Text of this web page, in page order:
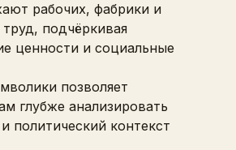
рабочих, фабрики и
подчёркивая
ценности и социальные
позволяет
глубже анализировать
политический контекст